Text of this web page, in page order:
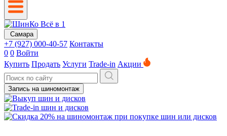
Самара
+7 (927) 000-40-57 Контакты
0 0 Войти
Купить Продать Услуги Trade-in Акции
Запись на шиномонтаж